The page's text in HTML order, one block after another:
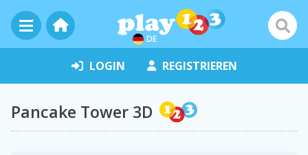
DE
LOGIN REGISTRIEREN
Pancake Tower 3D